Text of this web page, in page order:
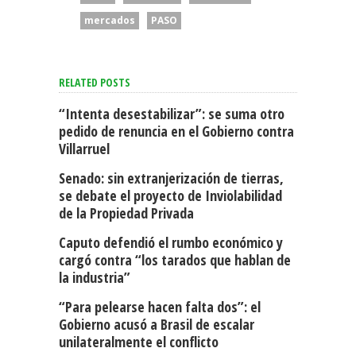
mercados
PASO
RELATED POSTS
“Intenta desestabilizar”: se suma otro
pedido de renuncia en el Gobierno contra
Villarruel
Senado: sin extranjerización de tierras,
se debate el proyecto de Inviolabilidad
de la Propiedad Privada
Caputo defendió el rumbo económico y
cargó contra “los tarados que hablan de
la industria”
“Para pelearse hacen falta dos”: el
Gobierno acusó a Brasil de escalar
unilateralmente el conflicto